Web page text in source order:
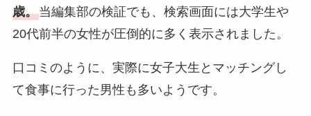
歳。当編集部の検証でも、検索画面には大学生や
20代前半の女性が圧倒的に多く表示されました。
口コミのように、実際に女子大生とマッチングし
て食事に行った男性も多いようです。